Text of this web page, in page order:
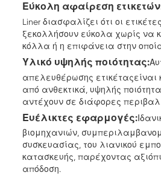
Εύκολη αφαίρεση
Liner διασφαλίζει ότι οι
ξεκολλήσουν εύκολα χωρίς να
κόλλα ή η επιφάνεια στην
Υλικό υψηλής ποιότητας:
απελευθέρωσης ετικέτας
από ανθεκτικά, υψηλής
αντέχουν σε διάφορες
Ευέλικτες εφαρμογές:
βιομηχανιών,
συσκευασίας, του λιανικού
κατασκευής, παρέχοντας
απόδοση.